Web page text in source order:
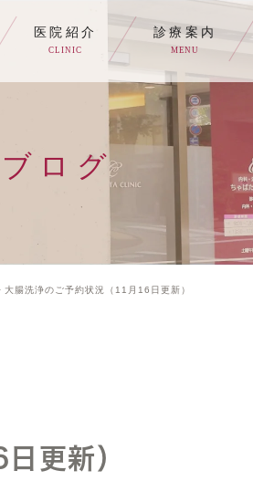
医院紹介
CLINIC
診療案内
MENU
各種内視鏡検査について
生活習慣病
消化器内科・内科
トイレの症状でお悩み
ブログ
大腸洗浄のご予約状況（11月16日更新）
更新）